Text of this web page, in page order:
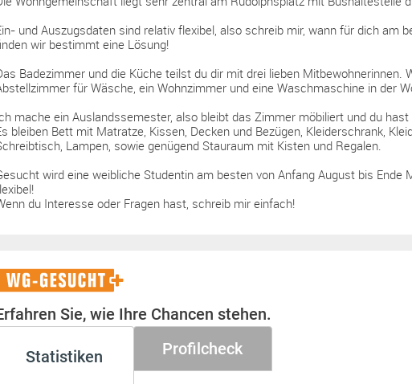
und Auszugsdaten sind relativ flexibel, also schreib mir, wann für dich am
wir bestimmt eine Lösung!
Badezimmer und die Küche teilst du dir mit drei lieben Mitbewohnerinnen.
für Wäsche, ein Wohnzimmer und eine Waschmaschine in der
mache ein Auslandssemester, also bleibt das Zimmer möbiliert und du
bleiben Bett mit Matratze, Kissen, Decken und Bezügen, Kleiderschrank,
Lampen, sowie genügend Stauraum mit Kisten und Regalen.
wird eine weibliche Studentin am besten von Anfang August bis Ende
du Interesse oder Fragen hast, schreib mir einfach!
Sie, wie Ihre Chancen stehen.
Statistiken Profilcheck